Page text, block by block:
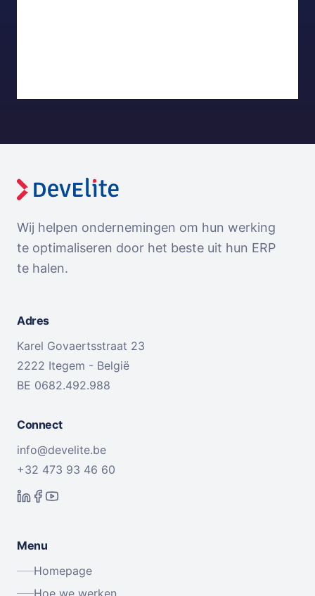
Wij helpen ondernemingen om hun werking
te optimaliseren door het beste uit hun ERP
te halen.
Adres
Karel Govaertsstraat 23
2222 Itegem - België
BE 0682.492.988
Connect
info@develite.be
+32 473 93 46 60
Menu
Homepage